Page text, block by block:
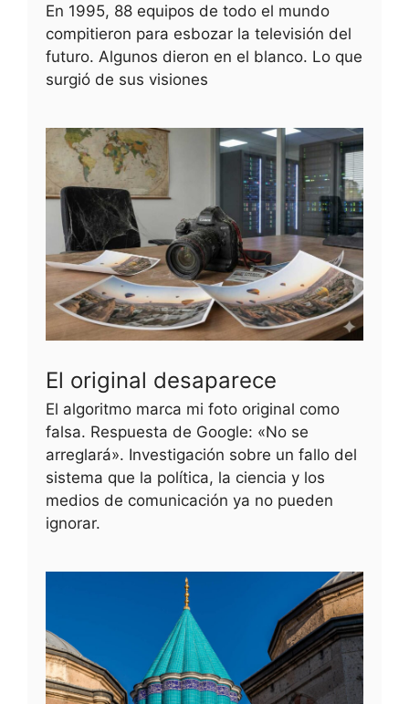
En 1995, 88 equipos de todo el mundo
compitieron para esbozar la televisión del
futuro. Algunos dieron en el blanco. Lo que
surgió de sus visiones
El original desaparece
El algoritmo marca mi foto original como
falsa. Respuesta de Google: «No se
arreglará». Investigación sobre un fallo del
sistema que la política, la ciencia y los
medios de comunicación ya no pueden
ignorar.